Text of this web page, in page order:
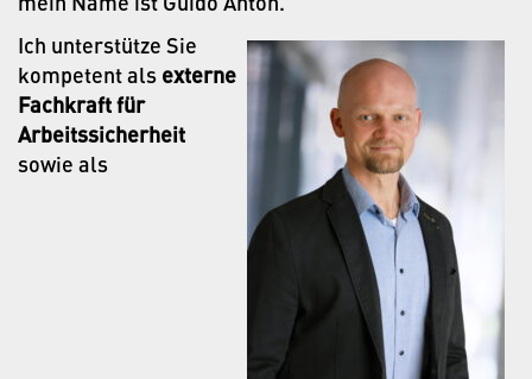
Ich unterstütze Sie
kompetent als externe
Fachkraft für
Arbeitssicherheit
sowie als